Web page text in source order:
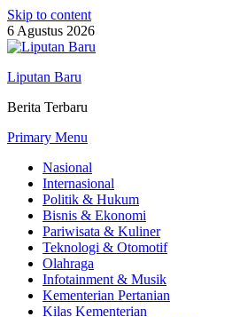
Skip to content
6 Agustus 2026
Liputan Baru
Berita Terbaru
Primary Menu
Nasional
Internasional
Politik & Hukum
Bisnis & Ekonomi
Pariwisata & Kuliner
Teknologi & Otomotif
Olahraga
Infotainment & Musik
Kementerian Pertanian
Kilas Kementerian